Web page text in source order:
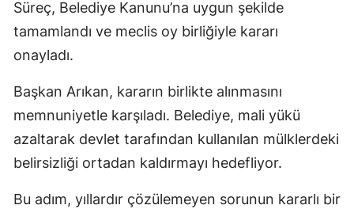
Süreç, Belediye Kanunu’na uygun şekilde
tamamlandı ve meclis oy birliğiyle kararı
onayladı.
Başkan Arıkan, kararın birlikte alınmasını
memnuniyetle karşıladı. Belediye, mali yükü
azaltarak devlet tarafından kullanılan mülklerdeki
belirsizliği ortadan kaldırmayı hedefliyor.
Bu adım, yıllardır çözülemeyen sorunun kararlı bir